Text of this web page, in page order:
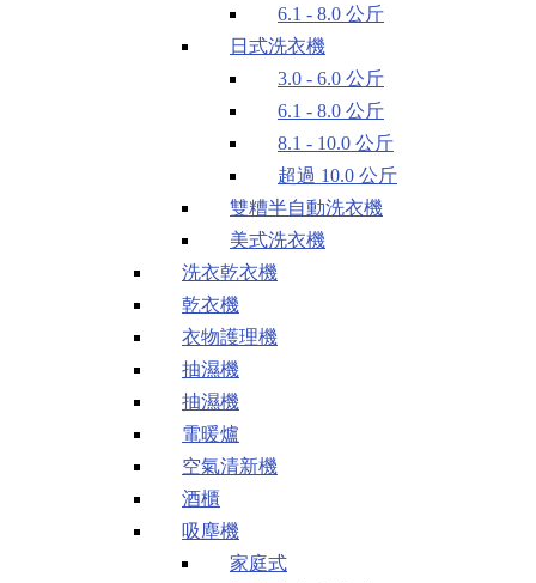
6.1 - 8.0 公斤
日式洗衣機
3.0 - 6.0 公斤
6.1 - 8.0 公斤
8.1 - 10.0 公斤
超過 10.0 公斤
雙糟半自動洗衣機
美式洗衣機
洗衣乾衣機
乾衣機
衣物護理機
抽濕機
抽濕機
電暖爐
空氣清新機
酒櫃
吸塵機
家庭式